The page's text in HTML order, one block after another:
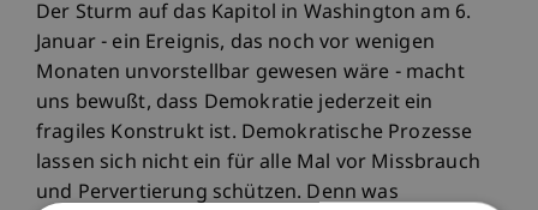
Der Sturm auf das Kapitol in Washington am 6.
Januar - ein Ereignis, das noch vor wenigen
Monaten unvorstellbar gewesen wäre - macht
uns bewußt, dass Demokratie jederzeit ein
fragiles Konstrukt ist. Demokratische Prozesse
lassen sich nicht ein für alle Mal vor Missbrauch
und Pervertierung schützen. Denn was